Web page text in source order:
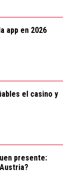
app en 2026
el casino y
presente: